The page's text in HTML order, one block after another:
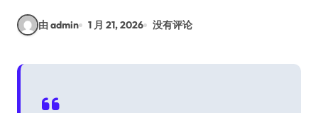
由 admin 1 月 21, 2026 没有评论